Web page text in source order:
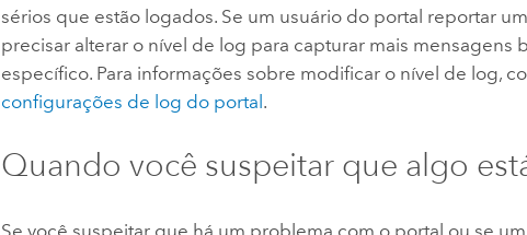
sérios que estão logados. Se um usuário do portal reportar
precisar alterar o nível de log para capturar mais mensagens
específico. Para informações sobre modificar o nível de log,
configurações de log do portal.
Quando você suspeitar que algo
Se você suspeitar que há um problema com o portal ou se